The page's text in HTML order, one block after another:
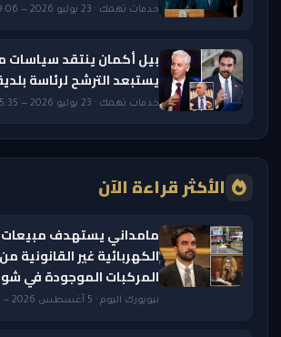
خدمات تهمك · 23 يوليو 2026 — 9:06 PM
بيل أكمان ينتقد سياسات
يستبعد الترشح لرئاسة
خدمات تهمك · 23 يوليو 2026 — 5:35 PM
الأكثر قراءة الآن
مامداني يستهدف مبيعات
الكهربائية غير القانونية
المركبات الموجودة في
نيويورك اليوم · 5 أغسطس 2026 — 6:50 PM